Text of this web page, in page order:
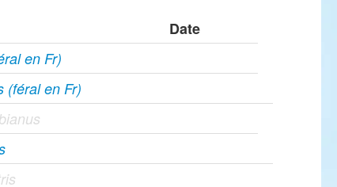
Date
en Fr)
(féral en Fr)